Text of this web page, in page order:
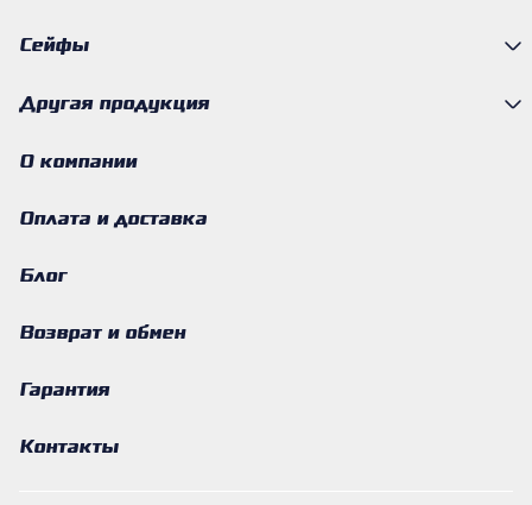
Сейфы
Другая продукция
О компании
Оплата и доставка
Блог
Возврат и обмен
Гарантия
Контакты